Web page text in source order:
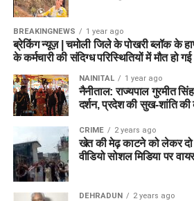
BREAKINGNEWS 1 year ago
ब्रेकिंग न्यूज़ | चमोली जिले के पोखरी ब्लॉक के
के कर्मचारी की संदिग्ध परिस्थितियों में मौत हो
NAINITAL 1 year ago
नैनीताल: राज्यपाल गुरमीत
दर्शन, प्रदेश की सुख-शांति
CRIME 2 years ago
खेत की मेढ़ काटने को लेकर दो
वीडियो सोशल मिडिया पर
DEHRADUN 2 years ago